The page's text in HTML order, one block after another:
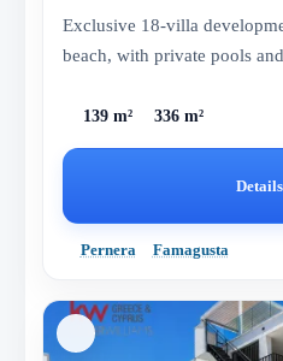
Exclusive 18-villa
beach, with private pools
139 m² 336 m²
Pernera Famagusta